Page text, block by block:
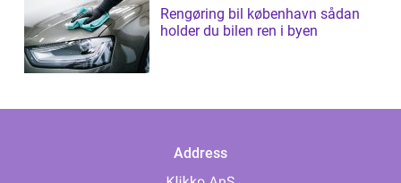
Rengøring bil københavn sådan
holder du bilen ren i byen
Address